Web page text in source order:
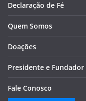
Declaração de Fé
Quem Somos
Doações
Presidente e Fundador
Fale Conosco